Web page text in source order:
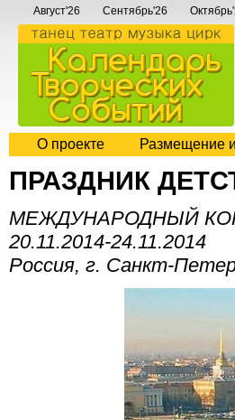
Август'26 Сентябрь'26
О проекте Размещение
ПРАЗДНИК
МЕЖДУНАРОДНЫЙ
20.11.2014-24.11.2014
Россия, г. Санкт-